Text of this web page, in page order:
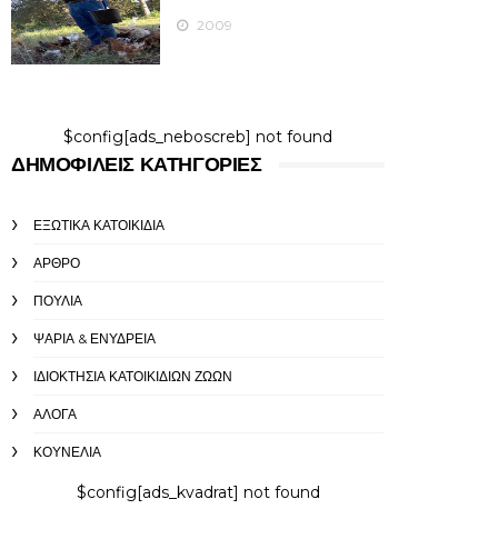
2009
$config[ads_neboscreb] not found
ΔΗΜΟΦΙΛΕΊΣ ΚΑΤΗΓΟΡΊΕΣ
ΕΞΩΤΙΚΆ ΚΑΤΟΙΚΊΔΙΑ
ΆΡΘΡΟ
ΠΟΥΛΙΆ
ΨΆΡΙΑ & ΕΝΥΔΡΕΊΑ
ΙΔΙΟΚΤΗΣΊΑ ΚΑΤΟΙΚΊΔΙΩΝ ΖΏΩΝ
ΑΛΟΓΑ
ΚΟΥΝΈΛΙΑ
$config[ads_kvadrat] not found